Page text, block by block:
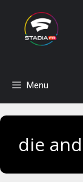
contenu
Menu
die